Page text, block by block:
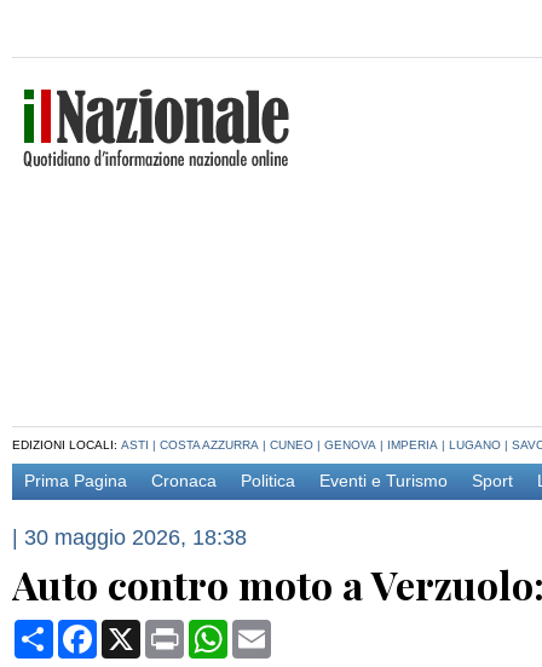
EDIZIONI LOCALI: ASTI | COSTA AZZURRA | CUNEO | GENOVA | IMPERIA | LUGANO |
Prima Pagina Cronaca Politica Eventi e Turismo Sport
| 30 maggio 2026, 18:38
Auto contro moto a
CondividiFacebook
X Print WhatsApp